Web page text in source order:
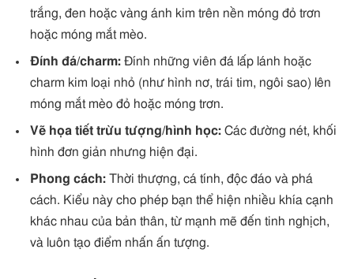
trắng, đen hoặc vàng ánh kim trên nền móng đỏ trơn
hoặc móng mắt mèo.
Đính đá/charm: Đính những viên đá lấp lánh hoặc
charm kim loại nhỏ (như hình nơ, trái tim, ngôi sao) lên
móng mắt mèo đỏ hoặc móng trơn.
Vẽ họa tiết trừu tượng/hình học: Các đường nét, khối
hình đơn giản nhưng hiện đại.
Phong cách: Thời thượng, cá tính, độc đáo và phá
cách. Kiểu này cho phép bạn thể hiện nhiều khía cạnh
khác nhau của bản thân, từ mạnh mẽ đến tinh nghịch,
và luôn tạo điểm nhấn ấn tượng.